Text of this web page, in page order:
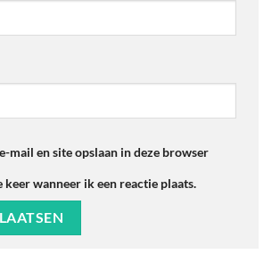
mail en site opslaan in deze browser
keer wanneer ik een reactie plaats.